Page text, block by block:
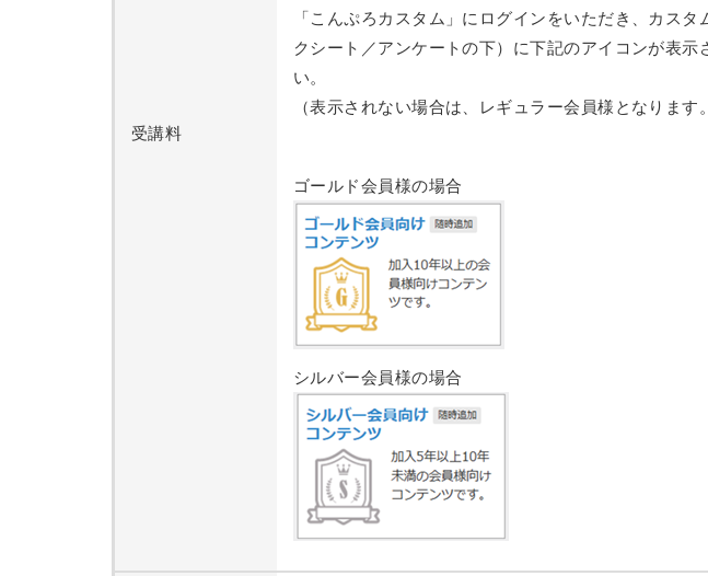
受講料
「こんぷろカスタム」にログインをいただき、カス
クシート／アンケートの下）に下記のアイコンが表示
い。
（表示されない場合は、レギュラー会員様となります
ゴールド会員様の場合
シルバー会員様の場合